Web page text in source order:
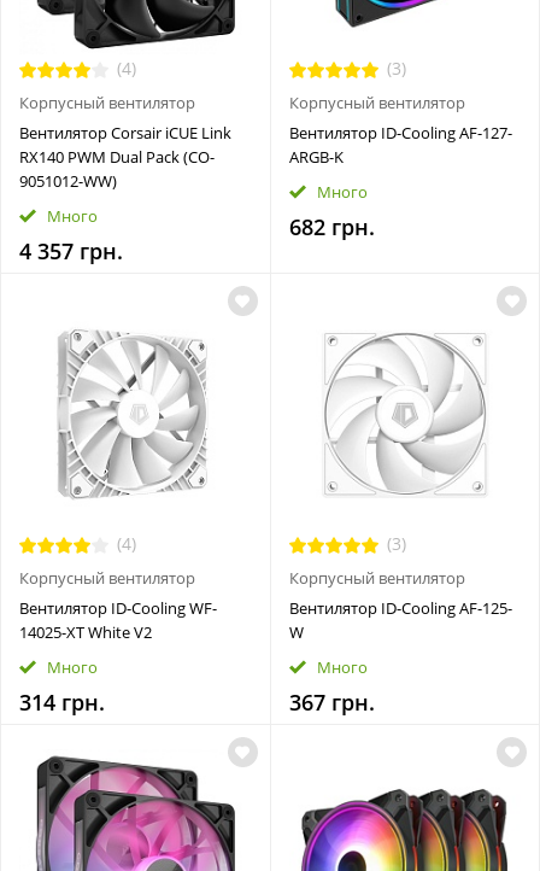
(4)
Корпусный вентилятор
Вентилятор Corsair iCUE Link
RX140 PWM Dual Pack (CO-
9051012-WW)
Много
4 357 грн.
(3)
Корпусный вентилятор
Вентилятор ID-Cooling AF-127-
ARGB-K
Много
682 грн.
(4)
Корпусный вентилятор
Вентилятор ID-Cooling WF-
14025-XT White V2
Много
314 грн.
(3)
Корпусный вентилятор
Вентилятор ID-Cooling AF-125-
W
Много
367 грн.